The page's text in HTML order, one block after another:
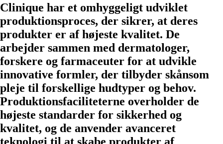
Clinique har et omhyggeligt udviklet
produktionsproces, der sikrer, at deres
produkter er af højeste kvalitet. De
arbejder sammen med dermatologer,
forskere og farmaceuter for at udvikle
innovative formler, der tilbyder skånsom
pleje til forskellige hudtyper og behov.
Produktionsfaciliteterne overholder de
højeste standarder for sikkerhed og
kvalitet, og de anvender avanceret
teknologi til at skabe produkter af